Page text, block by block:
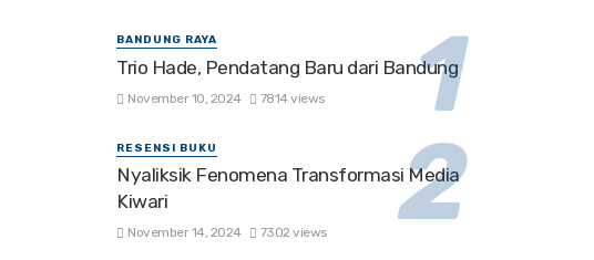
BANDUNG RAYA
Trio Hade, Pendatang Baru dari Bandung
November 10, 2024 7814 views
RESENSI BUKU
Nyaliksik Fenomena Transformasi Media
Kiwari
November 14, 2024 7302 views